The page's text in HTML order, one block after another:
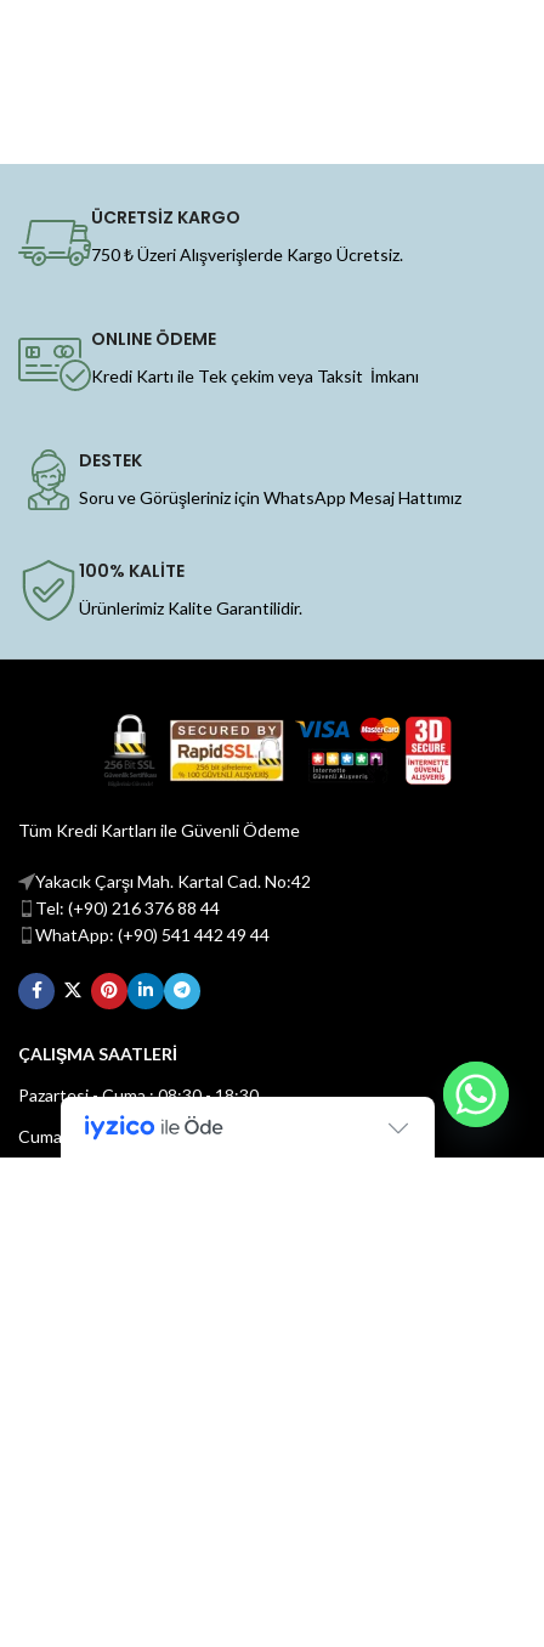
ÜCRETSİZ KARGO
750 ₺ Üzeri Alışverişlerde Kargo Ücretsiz.
ONLINE ÖDEME
Kredi Kartı ile Tek çekim veya Taksit İmkanı
DESTEK
Soru ve Görüşleriniz için WhatsApp Mesaj Hattımız
100% KALİTE
Ürünlerimiz Kalite Garantilidir.
Tüm Kredi Kartları ile Güvenli Ödeme
Yakacık Çarşı Mah. Kartal Cad. No:42
Tel: (+90) 216 376 88 44
WhatApp: (+90) 541 442 49 44
ÇALIŞMA SAATLERİ
Pazartesi - Cuma : 08:30 - 18:30
Cumartesi : 08:30 - 13:00